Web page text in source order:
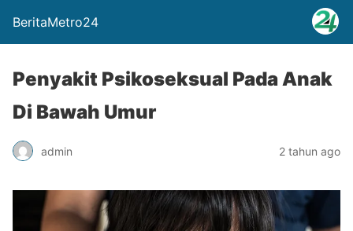
BeritaMetro24
Penyakit Psikoseksual Pada Anak
Di Bawah Umur
admin 2 tahun ago